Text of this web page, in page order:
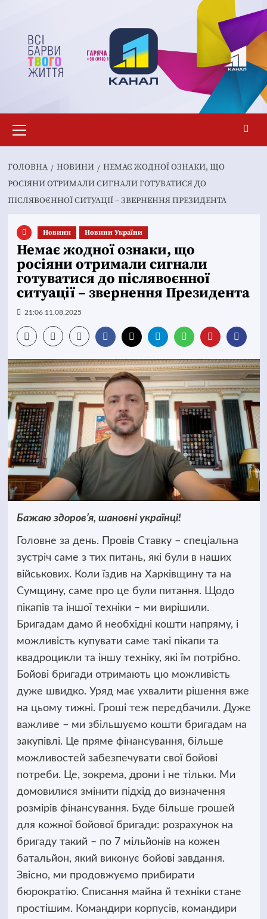
вмісту
меню
ГОЛОВНА НОВИНИ
НЕМАЄ ЖОДНОЇ ОЗНАКИ, ЩО
РОСІЯНИ ОТРИМАЛИ СИГНАЛИ ГОТУВАТИСЯ ДО
ПІСЛЯВОЄННОЇ СИТУАЦІЇ – ЗВЕРНЕННЯ ПРЕЗИДЕНТА
Новини Новини України
Немає жодної ознаки, що
росіяни отримали сигнали
готуватися до післявоєнної
ситуації – звернення Президента
21:06 11.08.2025
Бажаю здоров’я, шановні українці!
Головне за день. Провів Ставку – спеціальна
зустріч саме з тих питань, які були в наших
військових. Коли їздив на Харківщину та на
Сумщину, саме про це були питання. Щодо
пікапів та іншої техніки – ми вирішили.
Бригадам дамо й необхідні кошти напряму, і
можливість купувати саме такі пікапи та
квадроцикли та іншу техніку, які їм потрібно.
Бойові бригади отримають цю можливість
дуже швидко. Уряд має ухвалити рішення вже
на цьому тижні. Гроші теж передбачили. Дуже
важливе – ми збільшуємо кошти бригадам на
закупівлі. Це пряме фінансування, більше
можливостей забезпечувати свої бойові
потреби. Це, зокрема, дрони і не тільки. Ми
домовилися змінити підхід до визначення
розмірів фінансування. Буде більше грошей
для кожної бойової бригади: розрахунок на
бригаду такий – по 7 мільйонів на кожен
батальйон, який виконує бойові завдання.
Звісно, ми продовжуємо прибирати
бюрократію. Списання майна й техніки стане
простішим. Командири корпусів, командири